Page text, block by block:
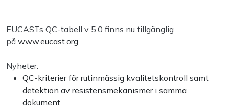
EUCASTs QC-tabell v 5.0 finns nu tillgänglig
på www.eucast.org
Nyheter:
QC-kriterier för rutinmässig kvalitetskontroll samt
detektion av resistensmekanismer i samma
dokument